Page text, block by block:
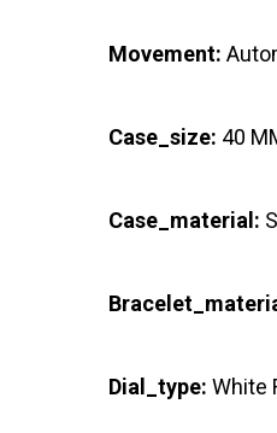
Movement:
Case_size: 40
Case_material:
Dial_type: White